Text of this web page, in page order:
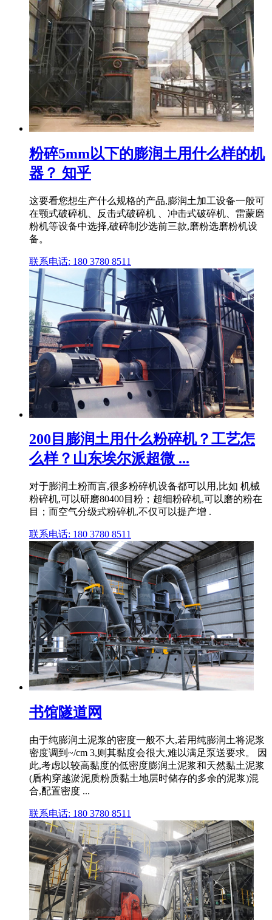
粉碎5mm以下的膨润土用什么样的机
器？ 知乎
这要看您想生产什么规格的产品,膨润土加工设备一般可
在颚式破碎机、反击式破碎机 、冲击式破碎机、雷蒙磨
粉机等设备中选择,破碎制沙选前三款,磨粉选磨粉机设
备。
联系电话: 180 3780 8511
200目膨润土用什么粉碎机？工艺怎
么样？山东埃尔派超微 ...
对于膨润土粉而言,很多粉碎机设备都可以用,比如 机械
粉碎机,可以研磨80400目粉；超细粉碎机,可以磨的粉在
目；而空气分级式粉碎机,不仅可以提产增 .
联系电话: 180 3780 8511
书馆隧道网
由于纯膨润土泥浆的密度一般不大,若用纯膨润土将泥浆
密度调到~/cm 3,则其黏度会很大,难以满足泵送要求。 因
此,考虑以较高黏度的低密度膨润土泥浆和天然黏土泥浆
(盾构穿越淤泥质粉质黏土地层时储存的多余的泥浆)混
合,配置密度 ...
联系电话: 180 3780 8511